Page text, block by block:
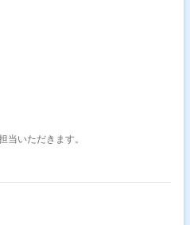
当いただきます。